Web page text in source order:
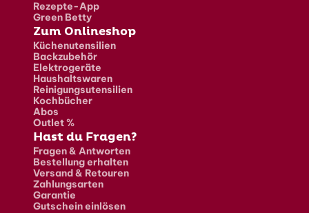
Rezepte-App
Green Betty
Zum Onlineshop
Küchenutensilien
Backzubehör
Elektrogeräte
Haushaltswaren
Reinigungsutensilien
Kochbücher
Abos
Outlet %
Hast du Fragen?
Fragen & Antworten
Bestellung erhalten
Versand & Retouren
Zahlungsarten
Garantie
Gutschein einlösen